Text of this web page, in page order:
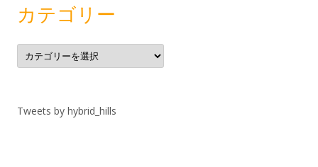
カテゴリー
カ
テ
ゴ
Tweets by hybrid_hills